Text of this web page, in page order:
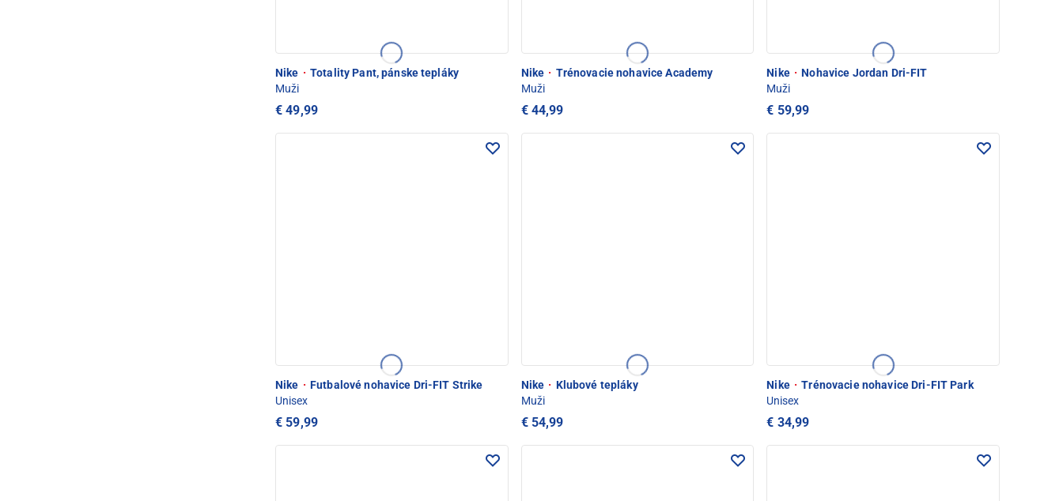
Nike · Totality Pant, pánske tepláky
Muži
€ 49,99
Nike · Trénovacie nohavice Academy
Muži
€ 44,99
Nike · Nohavice Jordan Dri-FIT
Muži
€ 59,99
Nike · Futbalové nohavice Dri-FIT Strike
Unisex
€ 59,99
Nike · Klubové tepláky
Muži
€ 54,99
Nike · Trénovacie nohavice Dri-FIT Park
Unisex
€ 34,99